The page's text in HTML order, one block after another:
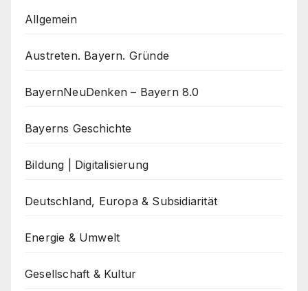
Allgemein
Austreten. Bayern. Gründe
BayernNeuDenken – Bayern 8.0
Bayerns Geschichte
Bildung | Digitalisierung
Deutschland, Europa & Subsidiarität
Energie & Umwelt
Gesellschaft & Kultur